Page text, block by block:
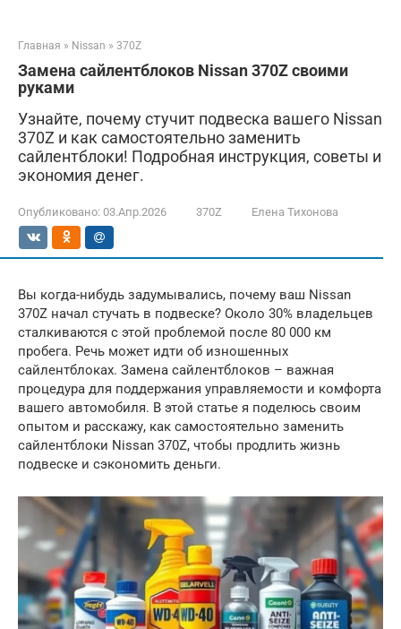
Главная » Nissan » 370Z
Замена сайлентблоков Nissan 370Z своими
руками
Узнайте, почему стучит подвеска вашего Nissan
370Z и как самостоятельно заменить
сайлентблоки! Подробная инструкция, советы и
экономия денег.
Опубликовано: 03.Апр.2026 370Z Елена Тихонова
Вы когда-нибудь задумывались, почему ваш Nissan
370Z начал стучать в подвеске? Около 30% владельцев
сталкиваются с этой проблемой после 80 000 км
пробега. Речь может идти об изношенных
сайлентблоках. Замена сайлентблоков – важная
процедура для поддержания управляемости и комфорта
вашего автомобиля. В этой статье я поделюсь своим
опытом и расскажу, как самостоятельно заменить
сайлентблоки Nissan 370Z, чтобы продлить жизнь
подвеске и сэкономить деньги.